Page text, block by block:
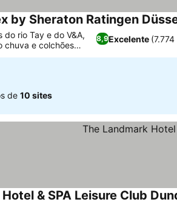
by Sheraton Ratingen
8,9Excelente
do rio Tay e do V&A,
chuva e colchões
de 10 sites
& SPA Leisure Club